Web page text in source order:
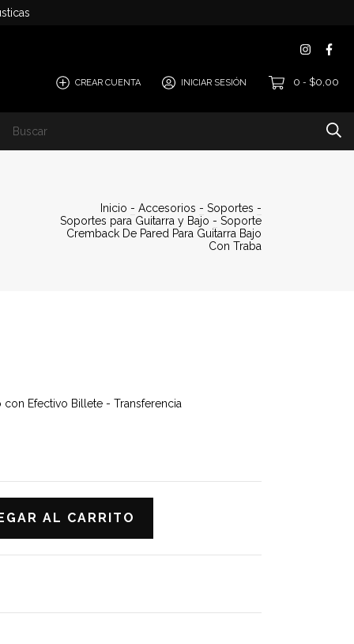
CREAR CUENTA INICIAR SESIÓN 0 - $0,00
Inicio - Accesorios - Soportes -
Soportes para Guitarra y Bajo - Soporte
Cremback De Pared Para Guitarra Bajo
Con Traba
Efectivo Billete - Transferencia